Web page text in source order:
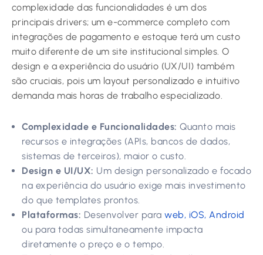
complexidade das funcionalidades é um dos
principais drivers; um e-commerce completo com
integrações de pagamento e estoque terá um custo
muito diferente de um site institucional simples. O
design e a experiência do usuário (UX/UI) também
são cruciais, pois um layout personalizado e intuitivo
demanda mais horas de trabalho especializado.
Complexidade e Funcionalidades: Quanto mais
recursos e integrações (APIs, bancos de dados,
sistemas de terceiros), maior o custo.
Design e UI/UX: Um design personalizado e focado
na experiência do usuário exige mais investimento
do que templates prontos.
Plataformas: Desenvolver para web, iOS, Android
ou para todas simultaneamente impacta
diretamente o preço e o tempo.